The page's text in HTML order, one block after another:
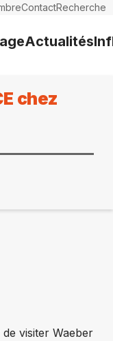
ContactRecherche
Actualités
chez
visiter Waeber